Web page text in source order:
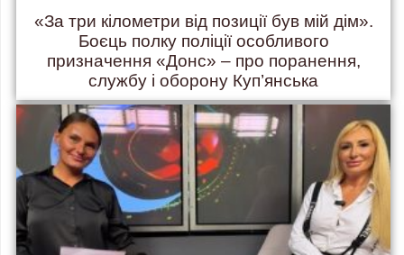
«За три кілометри від позиції був мій дім».
Боєць полку поліції особливого
призначення «Донс» – про поранення,
службу і оборону Куп’янська